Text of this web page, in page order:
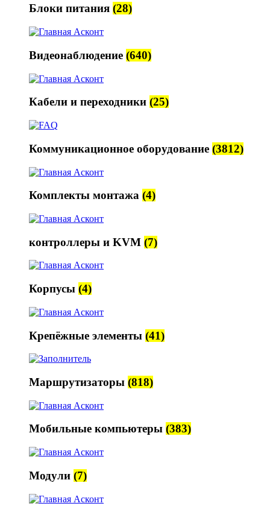
Блоки питания (28)
Видеонаблюдение (640)
Кабели и переходники (25)
Коммуникационное оборудование (3812)
Комплекты монтажа (4)
контроллеры и KVM (7)
Корпусы (4)
Крепёжные элементы (41)
Маршрутизаторы (818)
Мобильные компьютеры (383)
Модули (7)